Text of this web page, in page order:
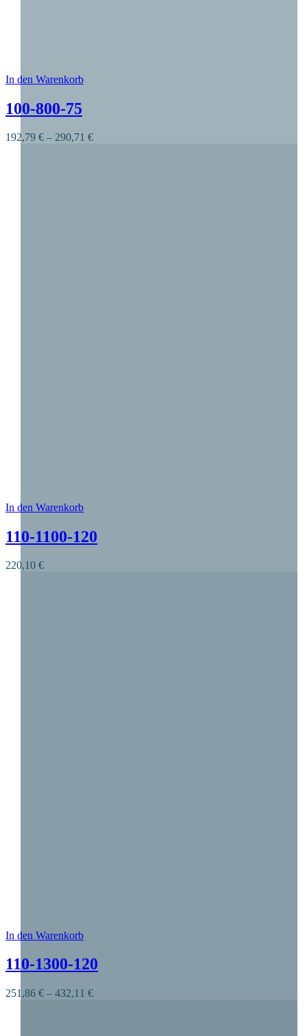
In den Warenkorb
100-800-75
192,79 € – 290,71 €
In den Warenkorb
110-1100-120
220,10 €
In den Warenkorb
110-1300-120
251,86 € – 432,11 €